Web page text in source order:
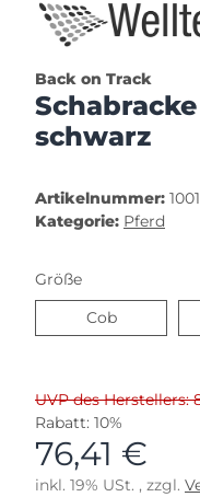
Back on Track
schwarz
Artikelnummer:
Kategorie: Pferd
Größe
CobCob
UVP des Herstellers:
Rabatt: 10%
76,41 €
inkl. 19% USt. , zzgl.